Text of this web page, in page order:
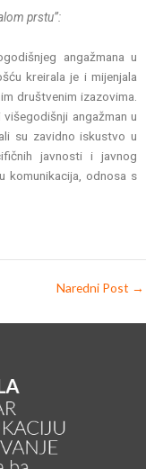
prstu”:
angažmana u
kreirala je i mijenjala
društvenim izazovima.
angažman u
su zavidno iskustvo u
javnosti i javnog
komunikacija, odnosa s
Naredni Post →